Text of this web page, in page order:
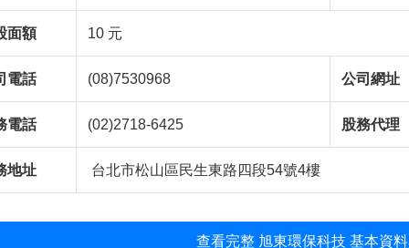
面額 10 元
電話 (08)7530968 公司網址
電話 (02)2718-6425 股務代理
地址 台北市松山區民生東路四段54號4樓
查看完整 旭東環保科技 基本資